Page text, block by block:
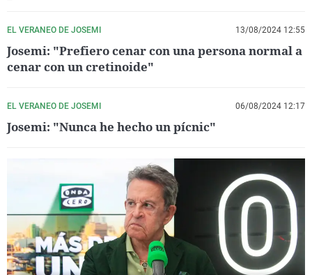
EL VERANEO DE JOSEMI 13/08/2024 12:55
Josemi: "Prefiero cenar con una persona normal a
cenar con un cretinoide"
EL VERANEO DE JOSEMI 06/08/2024 12:17
Josemi: "Nunca he hecho un pícnic"